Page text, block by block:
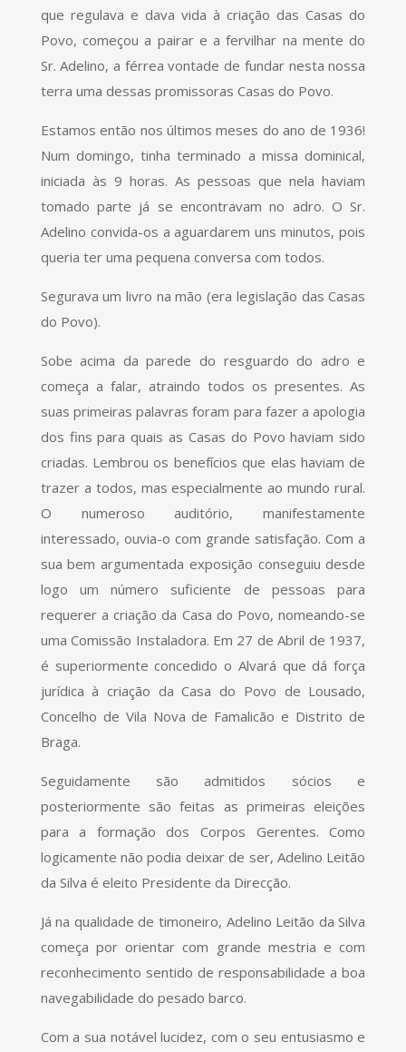
que regulava e dava vida à criação das Casas do
Povo, começou a pairar e a fervilhar na mente do
Sr. Adelino, a férrea vontade de fundar nesta nossa
terra uma dessas promissoras Casas do Povo.
Estamos então nos últimos meses do ano de 1936!
Num domingo, tinha terminado a missa dominical,
iniciada às 9 horas. As pessoas que nela haviam
tomado parte já se encontravam no adro. O Sr.
Adelino convida-os a aguardarem uns minutos, pois
queria ter uma pequena conversa com todos.
Segurava um livro na mão (era legislação das Casas
do Povo).
Sobe acima da parede do resguardo do adro e
começa a falar, atraindo todos os presentes. As
suas primeiras palavras foram para fazer a apologia
dos fins para quais as Casas do Povo haviam sido
criadas. Lembrou os benefícios que elas haviam de
trazer a todos, mas especialmente ao mundo rural.
O numeroso auditório, manifestamente
interessado, ouvia-o com grande satisfação. Com a
sua bem argumentada exposição conseguiu desde
logo um número suficiente de pessoas para
requerer a criação da Casa do Povo, nomeando-se
uma Comissão Instaladora. Em 27 de Abril de 1937,
é superiormente concedido o Alvará que dá força
jurídica à criação da Casa do Povo de Lousado,
Concelho de Vila Nova de Famalicão e Distrito de
Braga.
Seguidamente são admitidos sócios e
posteriormente são feitas as primeiras eleições
para a formação dos Corpos Gerentes. Como
logicamente não podia deixar de ser, Adelino Leitão
da Silva é eleito Presidente da Direcção.
Já na qualidade de timoneiro, Adelino Leitão da Silva
começa por orientar com grande mestria e com
reconhecimento sentido de responsabilidade a boa
navegabilidade do pesado barco.
Com a sua notável lucidez, com o seu entusiasmo e